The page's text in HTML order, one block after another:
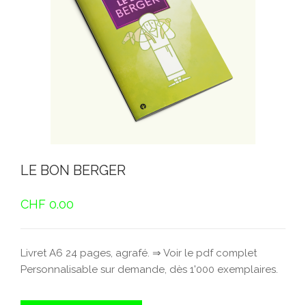
LE BON BERGER
CHF 0.00
Livret A6 24 pages, agrafé. ⇒ Voir le pdf complet
Personnalisable sur demande, dès 1'000 exemplaires.